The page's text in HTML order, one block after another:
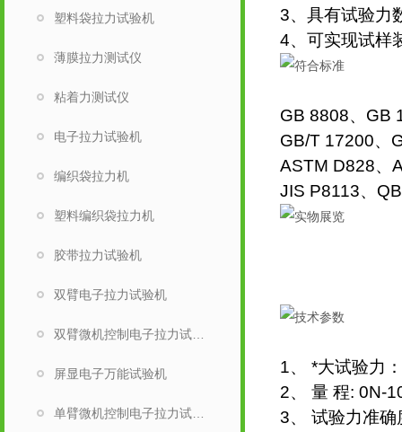
3、具有试验力
4、可实现试样
GB 8808、GB
GB/T 17200、
ASTM D828、
JIS P8113、
1、 *大试验力
2、 量 程: 0N-
3、 试验力准
塑料袋拉力试验机
薄膜拉力测试仪
粘着力测试仪
电子拉力试验机
编织袋拉力机
塑料编织袋拉力机
胶带拉力试验机
双臂电子拉力试验机
屏显电子万能试验机